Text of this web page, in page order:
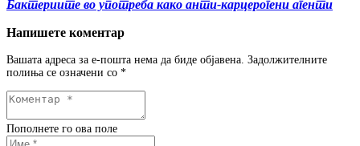
Бактериите во употреба како анти-карцерогени агенти
Напишете коментар
Вашата адреса за е-пошта нема да биде објавена. Задолжителните
полиња се означени со *
Пополнете го ова поле